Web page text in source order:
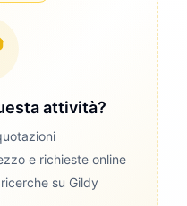
attività?
e richieste online
su Gildy